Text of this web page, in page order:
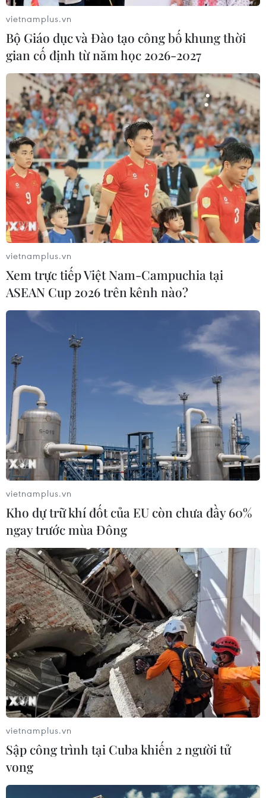
Hàn Quốc-Nhật Bản
Ngày 10/5, Triều Tiên đã lên án cuộc họp thượng đỉnh
giữa Tổng thống Hàn Quốc Yoon Suk-yeol và Thủ tướng
Nhật Bản Fumio Kishida, cho rằng hành động này đã
mở đường cho một "sự câu kết quân sự".
Tổng thống Hàn Quốc đăng tải thông điệp
đánh dấu 1 năm cầm quyền
10/05/2023 04:35
Trên mạng xã hội Instagram, ông Yoon Suk Yeol viết:
“Vừa qua là 1 năm làm việc không ngừng nhằm tạo ra
một đất nước mới cho nhân dân. Tôi sẽ tiếp tục cống
hiến vì nhân dân.”
vietnamplus.vn
Bộ Giáo dục và Đào tạo công bố khung thời
gian cố định từ năm học 2026-2027
vietnamplus.vn
Xem trực tiếp Việt Nam-Campuchia tại
ASEAN Cup 2026 trên kênh nào?
vietnamplus.vn
Kho dự trữ khí đốt của EU còn chưa đầy 60%
ngay trước mùa Đông
vietnamplus.vn
Sập công trình tại Cuba khiến 2 người tử
vong